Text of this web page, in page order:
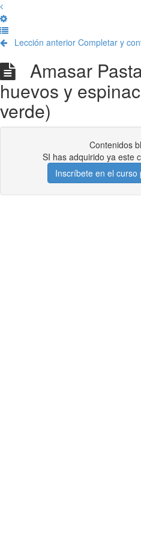
Lección anterior Completar y
Amasar
huevos y
verde)
Contenidos
SI has adquirido ya este
Inscríbete en el curso